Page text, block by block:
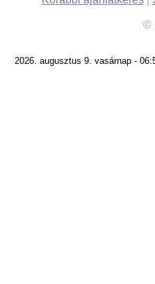
©
2026. augusztus 9. vasárnap -